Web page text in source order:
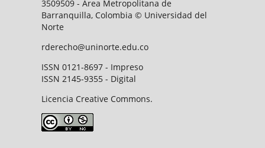
3509509 - Área Metropolitana de
Barranquilla, Colombia © Universidad del
Norte
rderecho@uninorte.edu.co
ISSN 0121-8697 - Impreso
ISSN 2145-9355 - Digital
Licencia Creative Commons.